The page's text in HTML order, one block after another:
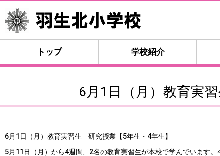
トップ 学校紹介
6月1日（月）教育実
6月1日（月）教育実習生 研究授業【5年生・4年生】
5月11日（月）から4週間、2名の教育実習生が本校で学んでいます